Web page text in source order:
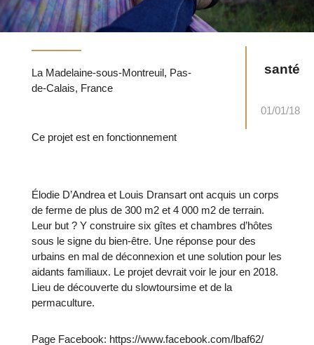
01/01/18
santé
La Madelaine-sous-Montreuil, Pas-
de-Calais, France
Ce projet est en fonctionnement
Élodie D’Andrea et Louis Dransart ont acquis un corps
de ferme de plus de 300 m2 et 4 000 m2 de terrain.
Leur but ? Y construire six gîtes et chambres d’hôtes
sous le signe du bien-être. Une réponse pour des
urbains en mal de déconnexion et une solution pour les
aidants familiaux. Le projet devrait voir le jour en 2018.
Lieu de découverte du slowtoursime et de la
permaculture.
Page Facebook: https://www.facebook.com/lbaf62/